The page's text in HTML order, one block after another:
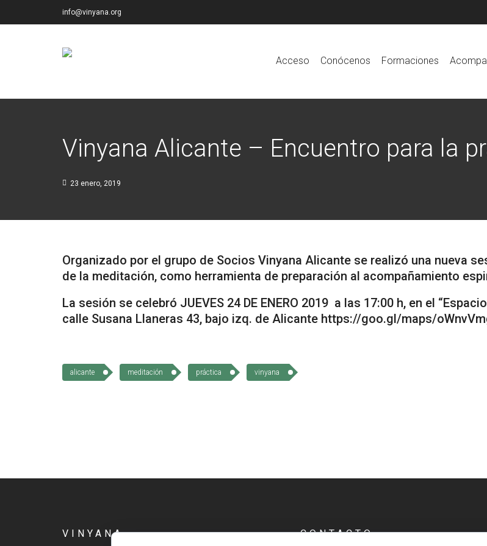
info@vinyana.org
Acceso Conócenos Formaciones
Vinyana Alicante – Encuentro para la
23 enero, 2019
Organizado por el grupo de Socios Vinyana Alicante se realizó una nueva
de la meditación, como herramienta de preparación al acompañamiento
La sesión se celebró JUEVES 24 DE ENERO 2019 a las 17:00 h, en el
calle Susana Llaneras 43, bajo izq. de Alicante https://goo.gl/maps/
alicante meditación práctica vinyana
VINYANA CONTACTO